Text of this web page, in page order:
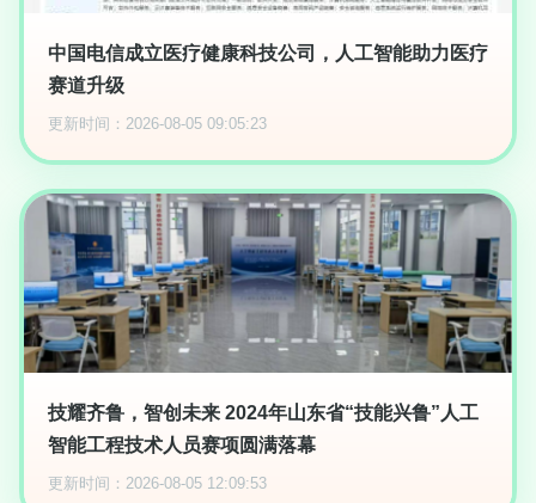
中国电信成立医疗健康科技公司，人工智能助力医疗
赛道升级
更新时间：2026-08-05 09:05:23
技耀齐鲁，智创未来 2024年山东省“技能兴鲁”人工
智能工程技术人员赛项圆满落幕
更新时间：2026-08-05 12:09:53